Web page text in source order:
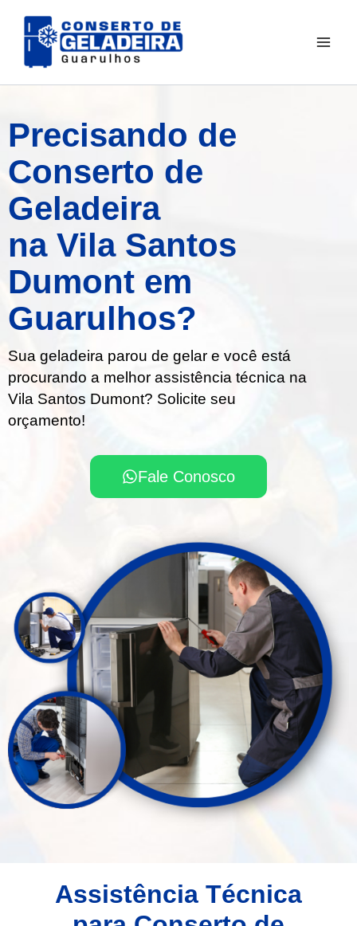
para
Precisando de
Conserto de
Geladeira
na Vila Santos
Dumont em
Guarulhos?
Sua geladeira parou de gelar e você está
procurando a melhor assistência técnica na
Vila Santos Dumont? Solicite seu
orçamento!
Fale Conosco
Assistência Técnica